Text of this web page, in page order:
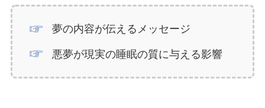
夢の内容が伝えるメッセージ
悪夢が現実の睡眠の質に与える影響